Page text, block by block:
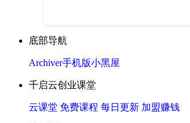
底部导航
Archiver手机版小黑屋
千启云创业课堂
云课堂 免费课程 每日更新 加盟赚钱